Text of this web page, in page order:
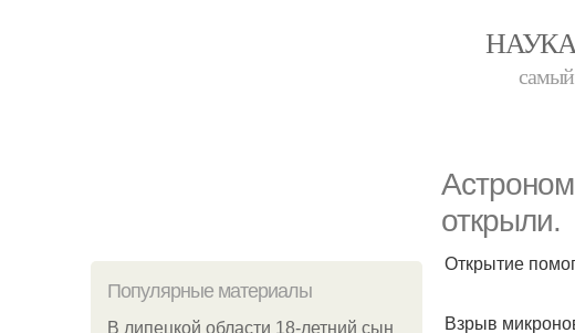
открыли.
Популярные материалы
В липецкой области 18-летний сын
Открытие
Взрыв